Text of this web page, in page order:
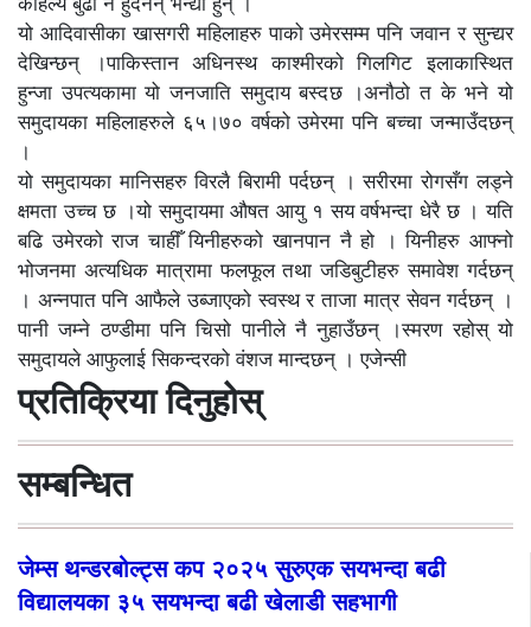
यो आदिवासीका खासगरी महिलाहरु पाको उमेरसम्म पनि जवान र सुन्द्यर
देखिन्छन् ।पाकिस्तान अधिनस्थ काश्मीरको गिलगिट इलाकास्थित
हुन्जा उपत्यकामा यो जनजाति समुदाय बस्दछ ।अनौठो त के भने यो
समुदायका महिलाहरुले ६५।७० वर्षको उमेरमा पनि बच्चा जन्माउँदछन्
।
यो समुदायका मानिसहरु विरलै बिरामी पर्दछन् । सरीरमा रोगसँग लड्ने
क्षमता उच्च छ ।यो समुदायमा औषत आयु १ सय वर्षभन्दा धेरै छ । यति
बढि उमेरको राज चाहीँ यिनीहरुको खानपान नै हो । यिनीहरु आफ्नो
भोजनमा अत्यधिक मात्रामा फलफूल तथा जडिबुटीहरु समावेश गर्दछन्
। अन्नपात पनि आफैले उब्जाएको स्वस्थ र ताजा मात्र सेवन गर्दछन् ।
पानी जम्ने ठण्डीमा पनि चिसो पानीले नै नुहाउँछन् ।स्मरण रहोस् यो
समुदायले आफुलाई सिकन्दरको वंशज मान्दछन् । एजेन्सी
प्रतिक्रिया दिनुहोस्
सम्बन्धित
जेम्स थन्डरबोल्ट्स कप २०२५ सुरुएक सयभन्दा बढी
विद्यालयका ३५ सयभन्दा बढी खेलाडी सहभागी